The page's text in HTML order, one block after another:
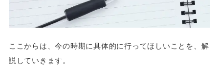
ここからは、今の時期に具体的に行ってほしいことを、解
説していきます。